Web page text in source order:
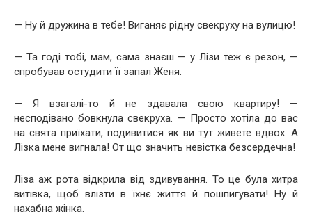
— Ну й дружина в тебе! Виганяє рідну свекруху на вулицю!
— Та годі тобі, мам, сама знаєш — у Лізи теж є резон, —
спробував остудити її запал Женя.
— Я взагалі-то й не здавала свою квартиру! —
несподівано бовкнула свекруха. — Просто хотіла до вас
на свята приїхати, подивитися як ви тут живете вдвох. А
Лізка мене вигнала! От що значить невістка безсердечна!
Ліза аж рота відкрила від здивування. То це була хитра
витівка, щоб влізти в їхнє життя й пошпигувати! Ну й
нахабна жінка.